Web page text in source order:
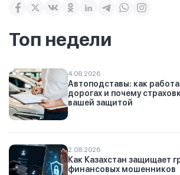
Топ недели
4.08.2026
Автоподставы: как
дорогах и почему
вашей защитой
2.08.2026
Как Казахстан защищает
финансовых мошенников